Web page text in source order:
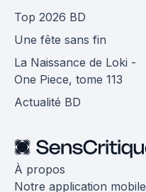
Top 2026 BD
Une fête sans fin
La Naissance de Loki -
One Piece, tome 113
Actualité BD
À propos
Notre application mobile